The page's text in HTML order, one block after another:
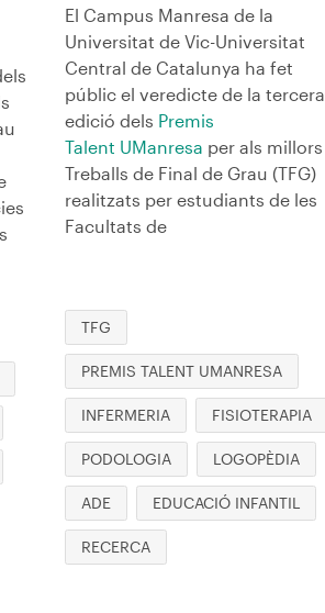
El Campus Manresa de la
Universitat de Vic-Universitat
Central de Catalunya ha fet
públic el veredicte de la tercera
edició dels Premis
Talent UManresa per als millors
Treballs de Final de Grau (TFG)
realitzats per estudiants de les
Facultats de
TFG
PREMIS TALENT UMANRESA
INFERMERIA FISIOTERAPIA
PODOLOGIA LOGOPÈDIA
ADE EDUCACIÓ INFANTIL
RECERCA